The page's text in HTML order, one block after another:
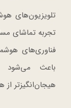
تلویزیون‌های
تجربه تماشای
فناوری‌های
باعث می‌شود
هیجان‌انگیزتر